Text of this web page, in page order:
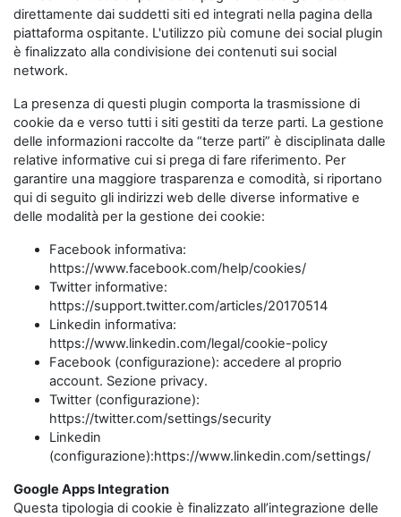
direttamente dai suddetti siti ed integrati nella pagina della
piattaforma ospitante. L'utilizzo più comune dei social plugin
è finalizzato alla condivisione dei contenuti sui social
network.
La presenza di questi plugin comporta la trasmissione di
cookie da e verso tutti i siti gestiti da terze parti. La gestione
delle informazioni raccolte da “terze parti” è disciplinata dalle
relative informative cui si prega di fare riferimento. Per
garantire una maggiore trasparenza e comodità, si riportano
qui di seguito gli indirizzi web delle diverse informative e
delle modalità per la gestione dei cookie:
Facebook informativa:
https://www.facebook.com/help/cookies/
Twitter informative:
https://support.twitter.com/articles/20170514
Linkedin informativa:
https://www.linkedin.com/legal/cookie-policy
Facebook (configurazione): accedere al proprio
account. Sezione privacy.
Twitter (configurazione):
https://twitter.com/settings/security
Linkedin
(configurazione):https://www.linkedin.com/settings/
Google Apps Integration
Questa tipologia di cookie è finalizzato all’integrazione delle